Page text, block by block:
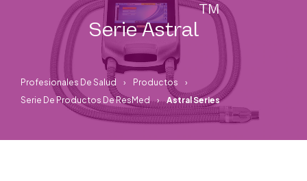
Serie Astral
TM
Profesionales De Salud
Productos
Serie De Productos De ResMed
Astral Series